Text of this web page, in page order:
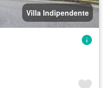
Villa Indipendente